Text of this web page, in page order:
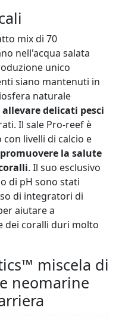
mix di 70
nell'acqua salata
unico
siano mantenuti in
naturale
allevare delicati pesci
Il sale Pro-reef è
livelli di calcio e
promuovere la salute
. Il suo esclusivo
di pH sono stati
di integratori di
aiutare a
dei coralli duri molto
miscela di
neomarine